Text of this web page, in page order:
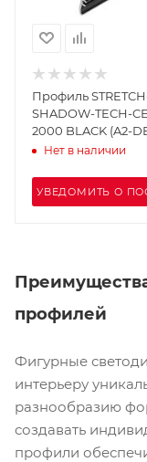
Профиль
SHADOW-TECH-
2000 BLACK (A2-
(Arlight, Алюминий)
Нет в наличии
УВЕДОМИТЬ О
профилей
Фигурные
интерьеру
разнообразию
создавать
профили